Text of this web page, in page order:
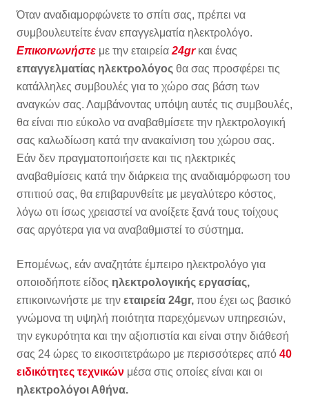
Όταν αναδιαμορφώνετε το σπίτι σας, πρέπει να
συμβουλευτείτε έναν επαγγελματία ηλεκτρολόγο.
Επικοινωνήστε με την εταιρεία 24grκαι ένας
επαγγελματίας ηλεκτρολόγος θα σας προσφέρει τις
κατάλληλες συμβουλές για το χώρο σας βάση των
αναγκών σας. Λαμβάνοντας υπόψη αυτές τις συμβουλές,
θα είναι πιο εύκολο να αναβαθμίσετε την ηλεκτρολογική
σας καλωδίωση κατά την ανακαίνιση του χώρου σας.
Εάν δεν πραγματοποιήσετε και τις ηλεκτρικές
αναβαθμίσεις κατά την διάρκεια της αναδιαμόρφωση του
σπιτιού σας, θα επιβαρυνθείτε με μεγαλύτερο κόστος,
λόγω οτι ίσως χρειαστεί να ανοίξετε ξανά τους τοίχους
σας αργότερα για να αναβαθμιστεί το σύστημα.
Επομένως, εάν αναζητάτε έμπειρο ηλεκτρολόγο για
οποιοδήποτε είδος ηλεκτρολογικής εργασίας,
επικοινωνήστε με την εταιρεία 24gr, που έχει ως βασικό
γνώμονα τη υψηλή ποιότητα παρεχόμενων υπηρεσιών,
την εγκυρότητα και την αξιοπιστία και είναι στην διάθεσή
σας 24 ώρες το εικοσιτετράωρο με περισσότερες από 40
ειδικότητες τεχνικών μέσα στις οποίες είναι και οι
ηλεκτρολόγοι Αθήνα.